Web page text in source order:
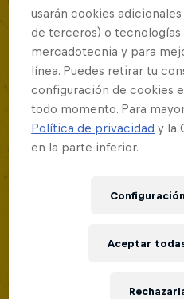
usarán cookies
de terceros) o tecnologías
mercadotecnia y para
línea. Puedes retirar tu
configuración de cookies
todo momento. Para
Política de privacidad y la
en la parte inferior.
Aceptar